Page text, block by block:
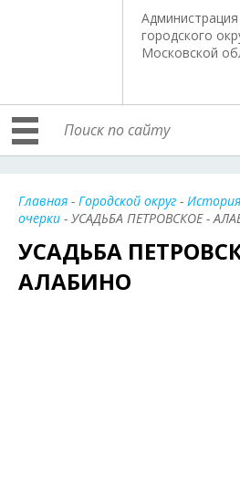
городского
Московской
Главная - Городской округ -
очерки - УСАДЬБА ПЕТРОВСКОЕ -
УСАДЬБА
АЛАБИНО